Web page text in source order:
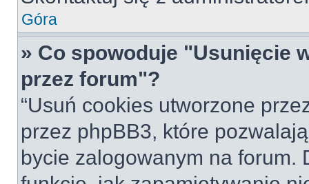
Góra
» Co spowoduje "Usunięcie
przez forum"?
“Usuń cookies utworzone
przez phpBB3, które
bycie zalogowanym na forum.